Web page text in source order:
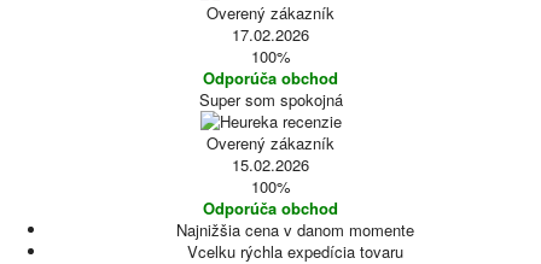
Overený zákazník
17.02.2026
100%
Odporúča obchod
Super som spokojná
Overený zákazník
15.02.2026
100%
Odporúča obchod
Najnižšia cena v danom momente
Vcelku rýchla expedícia tovaru